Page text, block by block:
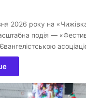
2026 року на
подія —